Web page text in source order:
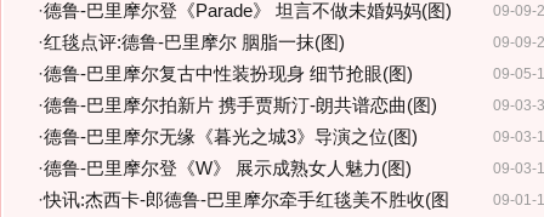
09-09-
·德鲁-巴里摩尔登《Parade》 坦言不做未婚妈妈(图)
09-09-
·红毯点评:德鲁-巴里摩尔 胭脂一抹(图)
09-05-
·德鲁-巴里摩尔复古中性装扮现身 细节抢眼(图)
09-03-
·德鲁-巴里摩尔拍新片 携手贾斯汀-朗共谱恋曲(图)
09-03-
·德鲁-巴里摩尔无缘《暮光之城3》导演之位(图)
09-03-
·德鲁-巴里摩尔登《W》 展示成熟女人魅力(图)
09-01-
·快讯:杰西卡-郎德鲁-巴里摩尔牵手红毯美不胜收(图